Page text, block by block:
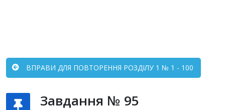
ВПРАВИ ДЛЯ ПОВТОРЕННЯ РОЗДІЛУ 1 № 1 - 100
Завдання № 95